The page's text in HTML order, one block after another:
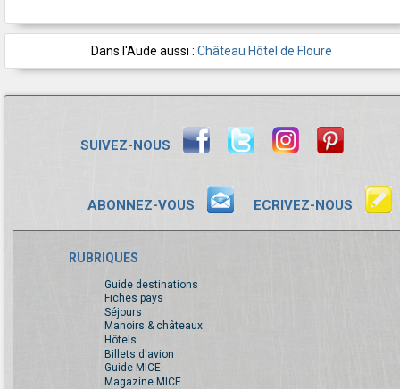
Dans l'Aude aussi : Château Hôtel de Floure
SUIVEZ-NOUS
ABONNEZ-VOUS ECRIVEZ-NOUS
RUBRIQUES
Guide destinations
Fiches pays
Séjours
Manoirs & châteaux
Hôtels
Billets d'avion
Guide MICE
Magazine MICE